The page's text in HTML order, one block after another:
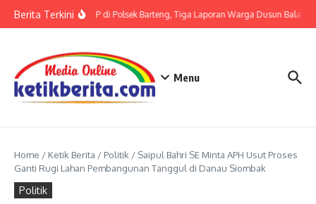
Berita TerkiniTerkait LP di Polsek Barteng, Tiga Laporan Warga Dusun Balaka
Menu
Home / Ketik Berita / Politik / Saipul Bahri SE Minta APH Usut Proses
Ganti Rugi Lahan Pembangunan Tanggul di Danau Siombak
Politik